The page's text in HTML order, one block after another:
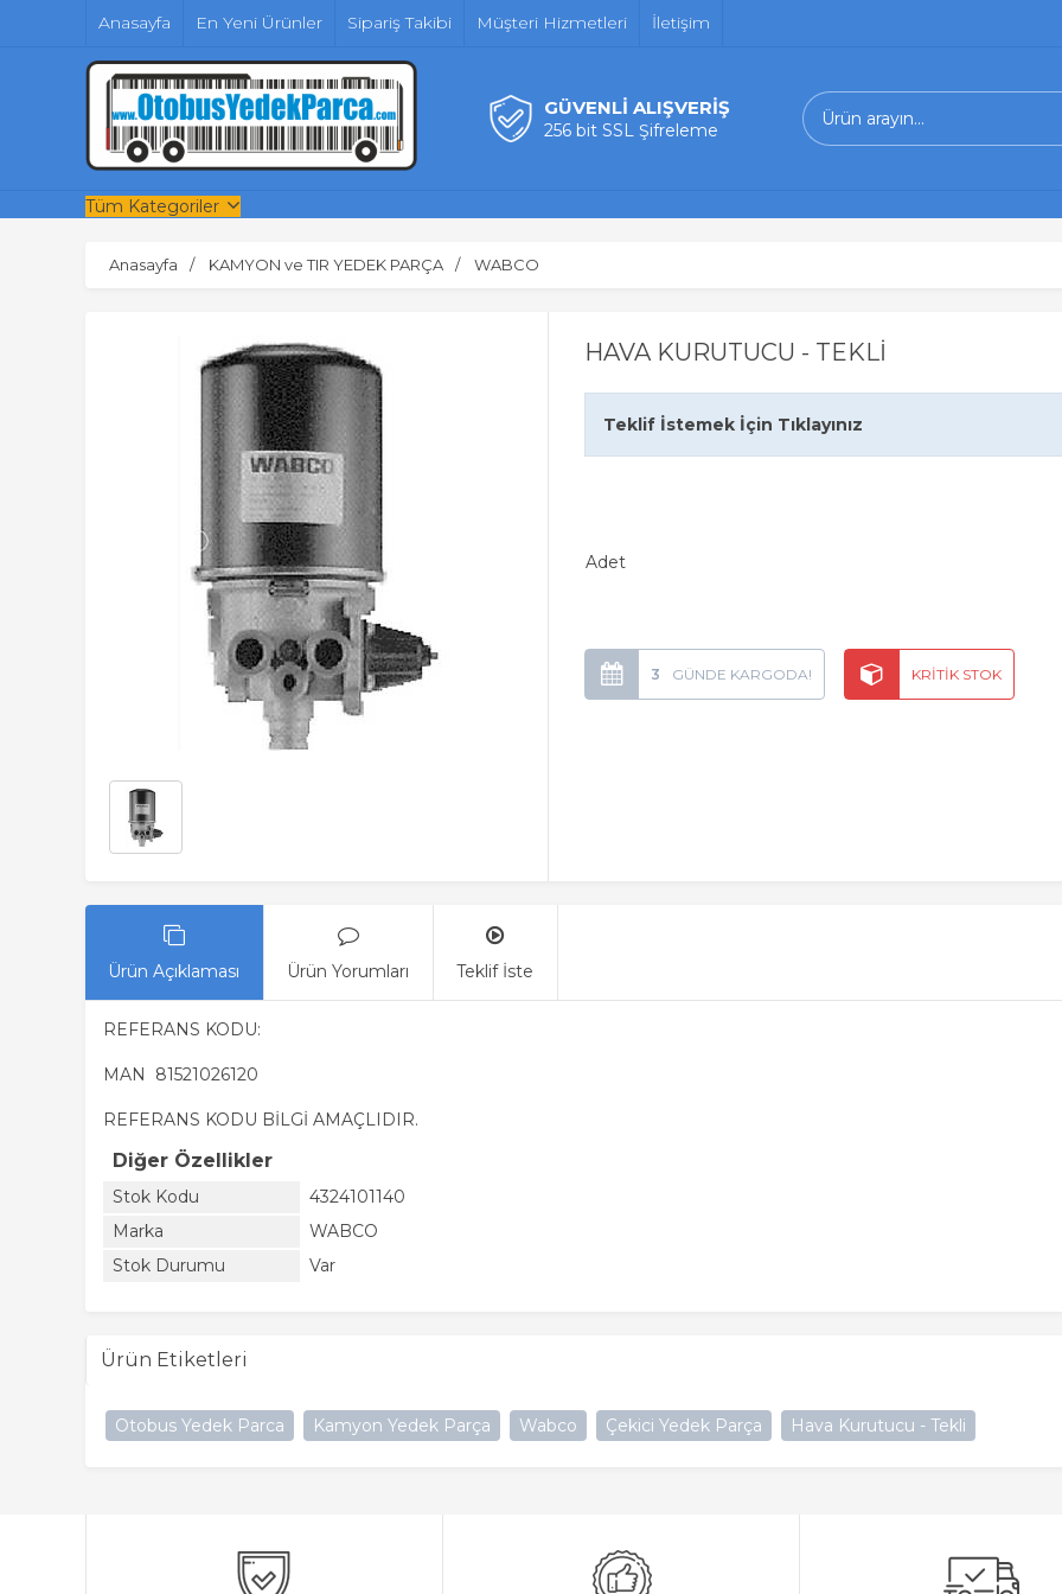
Anasayfa En Yeni Ürünler Sipariş Takibi Müşteri Hizmetleri İletişim
GÜVENLİ ALIŞVERİŞ
256 bit SSL Şifreleme
Tüm Kategoriler
Anasayfa KAMYON ve TIR YEDEK PARÇA WABCO
HAVA KURUTUCU - TEKLİ
Teklif İstemek İçin Tıklayınız
Adet
3
Ürün Açıklaması Ürün Yorumları Teklif İste
REFERANS KODU:
MAN 81521026120
REFERANS KODU BİLGİ AMAÇLIDIR.
Diğer Özellikler
Stok Kodu
4324101140
Marka
WABCO
Stok Durumu
Var
Ürün Etiketleri
Otobus Yedek Parca Kamyon Yedek Parça Wabco Çekici Yedek Parça Hava Kurutucu - Tekli